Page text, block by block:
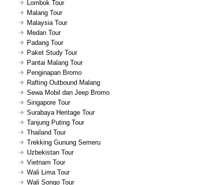
Lombok Tour
Malang Tour
Malaysia Tour
Medan Tour
Padang Tour
Paket Study Tour
Pantai Malang Tour
Penginapan Bromo
Rafting Outbound Malang
Sewa Mobil dan Jeep Bromo
Singapore Tour
Surabaya Heritage Tour
Tanjung Puting Tour
Thailand Tour
Trekking Gunung Semeru
Uzbekistan Tour
Vietnam Tour
Wali Lima Tour
Wali Songo Tour